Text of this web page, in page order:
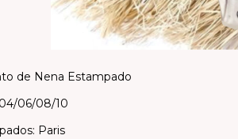
de Nena Estampado
06/08/10
Paris